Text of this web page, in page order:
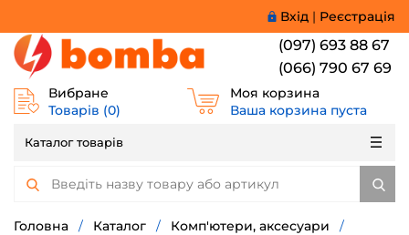
Вхід | Реєстрація
(097) 693 88 67
(066) 790 67 69
Вибране
Товарів (0)
Моя корзина
Ваша корзина пуста
Каталог товарів
Головна / Каталог / Комп'ютери, аксесуари
/